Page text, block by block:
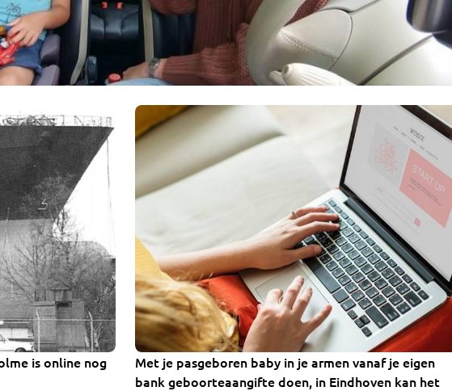
is online nog
Met je pasgeboren baby in je armen vanaf je eigen
bank geboorteaangifte doen, in Eindhoven kan het